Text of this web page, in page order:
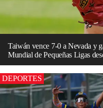
Taiwán vence 7-0 a Nevada y
Mundial de Pequeñas Ligas
DEPORTES